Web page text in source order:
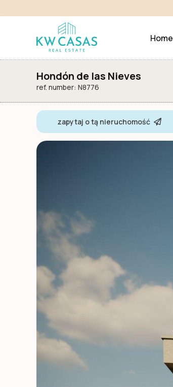
Home
Hondón de las Nieves
ref. number: N8776
zapytaj o tą nieruchomość